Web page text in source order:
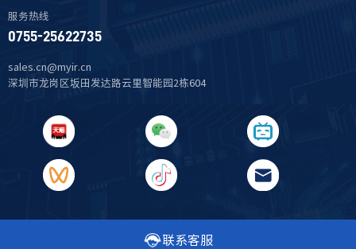
服务热线
0755-25622735
sales.cn@myir.cn
深圳市龙岗区坂田发达路云里智能园2栋604
联系客服